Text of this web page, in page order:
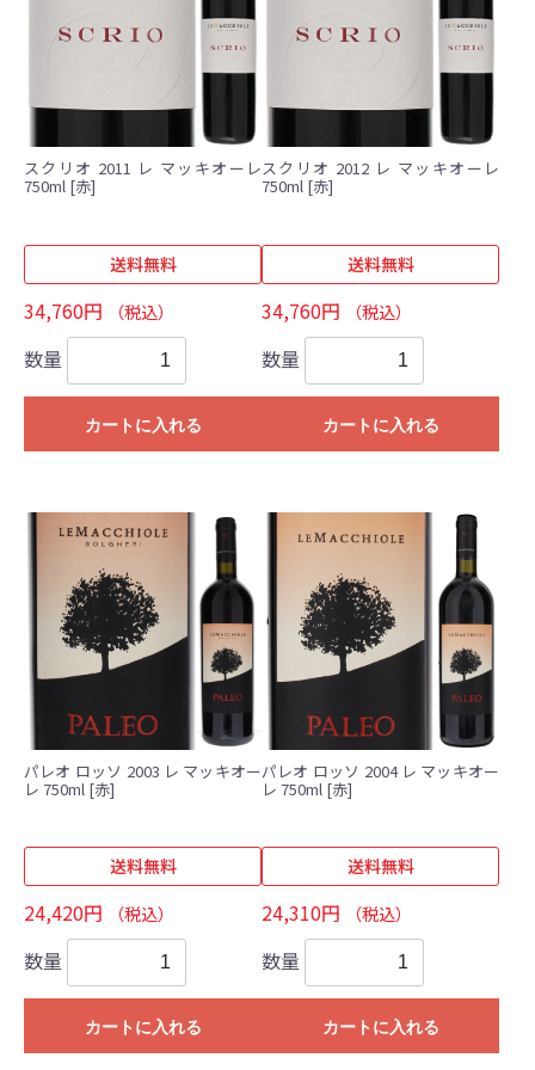
スクリオ 2011 レ マッキオーレ
750ml [赤]
送料無料
34,760円 （税込）
数量
カートに入れる
スクリオ 2012 レ マッキオーレ
750ml [赤]
送料無料
34,760円 （税込）
数量
カートに入れる
パレオ ロッソ 2003 レ マッキオー
レ 750ml [赤]
送料無料
24,420円 （税込）
数量
カートに入れる
パレオ ロッソ 2004 レ マッキオー
レ 750ml [赤]
送料無料
24,310円 （税込）
数量
カートに入れる